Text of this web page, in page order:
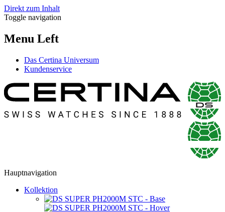
Direkt zum Inhalt
Toggle navigation
Menu Left
Das Certina Universum
Kundenservice
Hauptnavigation
Kollektion